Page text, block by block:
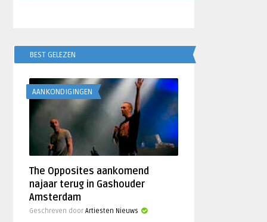
BEST GELEZEN
AANKONDIGINGEN
The Opposites aankomend
najaar terug in Gashouder
Amsterdam
Geschreven doorArtiesten Nieuws